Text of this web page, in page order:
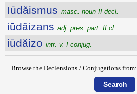
Iūdăismus masc. noun II decl.
iūdăizans adj. pres. part. II cl.
iūdăizo intr. v. I conjug.
Browse the Declensions / Conjugations from: